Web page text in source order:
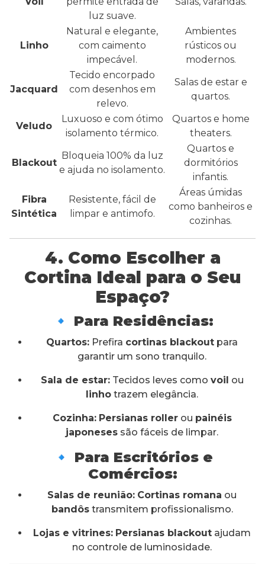
luz suave.
Linho
Natural e elegante,
com caimento
impecável.
Ambientes
rústicos ou
modernos.
Jacquard
Tecido encorpado
com desenhos em
relevo.
Salas de estar e
quartos.
Veludo
Luxuoso e com ótimo
isolamento térmico.
Quartos e home
theaters.
Blackout
Bloqueia 100% da luz
e ajuda no isolamento.
Quartos e
dormitórios
infantis.
Fibra
Sintética
Resistente, fácil de
limpar e antimofo.
Áreas úmidas
como banheiros e
cozinhas.
4. Como Escolher a
Cortina Ideal para o Seu
Espaço?
🔹 Para Residências:
Quartos: Prefira cortinas blackout para
garantir um sono tranquilo.
Sala de estar:Tecidos leves como voil ou
linho trazem elegância.
Cozinha: Persianas rollerou painéis
japoneses são fáceis de limpar.
🔹 Para Escritórios e
Comércios:
Salas de reunião: Cortinas romana ou
bandôstransmitem profissionalismo.
Lojas e vitrines: Persianas blackout ajudam
no controle de luminosidade.